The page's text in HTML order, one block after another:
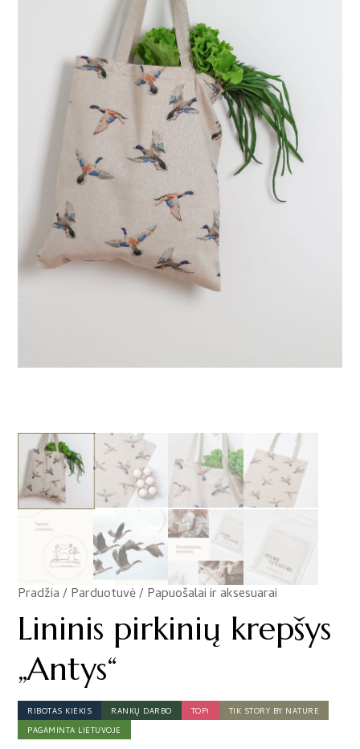
Pradžia/Parduotuvė/Papuošalai ir aksesuarai
/
Lininis pirkinių krepšys
„Antys“
RIBOTAS KIEKIS RANKŲ DARBO TOP!
TIK STORY BY NATURE
PAGAMINTA LIETUVOJE